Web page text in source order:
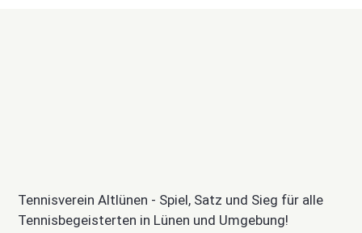
Tennisverein Altlünen - Spiel, Satz und Sieg für alle
Tennisbegeisterten in Lünen und Umgebung!